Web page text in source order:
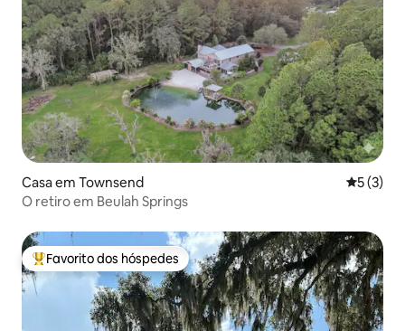
Casa em Townsend
5 (3)
O retiro em Beulah Springs
Favoritos dos hóspedes mais apreciados
Favorito dos hóspedes